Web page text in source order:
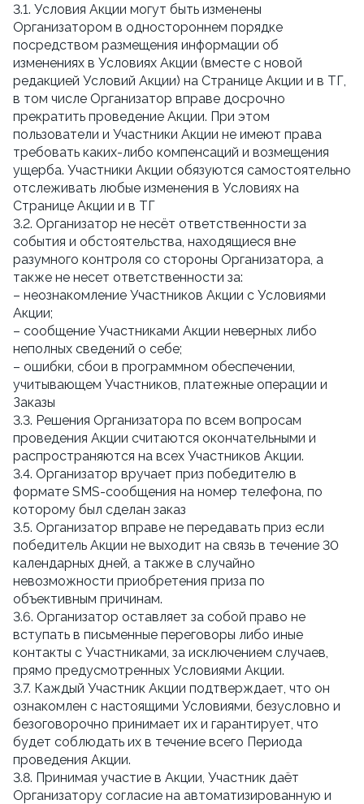
3.1. Условия Акции могут быть изменены
Организатором в одностороннем порядке
посредством размещения информации об
изменениях в Условиях Акции (вместе с новой
редакцией Условий Акции) на Странице Акции и в ТГ,
в том числе Организатор вправе досрочно
прекратить проведение Акции. При этом
пользователи и Участники Акции не имеют права
требовать каких-либо компенсаций и возмещения
ущерба. Участники Акции обязуются самостоятельно
отслеживать любые изменения в Условиях на
Странице Акции и в ТГ
3.2. Организатор не несёт ответственности за
события и обстоятельства, находящиеся вне
разумного контроля со стороны Организатора, а
также не несет ответственности за:
– неознакомление Участников Акции с Условиями
Акции;
– сообщение Участниками Акции неверных либо
неполных сведений о себе;
– ошибки, сбои в программном обеспечении,
учитывающем Участников, платежные операции и
Заказы
3.3. Решения Организатора по всем вопросам
проведения Акции считаются окончательными и
распространяются на всех Участников Акции.
3.4. Организатор вручает приз победителю в
формате SMS-сообщения на номер телефона, по
которому был сделан заказ
3.5. Организатор вправе не передавать приз если
победитель Акции не выходит на связь в течение 30
календарных дней, а также в случайно
невозможности приобретения приза по
объективным причинам.
3.6. Организатор оставляет за собой право не
вступать в письменные переговоры либо иные
контакты с Участниками, за исключением случаев,
прямо предусмотренных Условиями Акции.
3.7. Каждый Участник Акции подтверждает, что он
ознакомлен с настоящими Условиями, безусловно и
безоговорочно принимает их и гарантирует, что
будет соблюдать их в течение всего Периода
проведения Акции.
3.8. Принимая участие в Акции, Участник даёт
Организатору согласие на автоматизированную и